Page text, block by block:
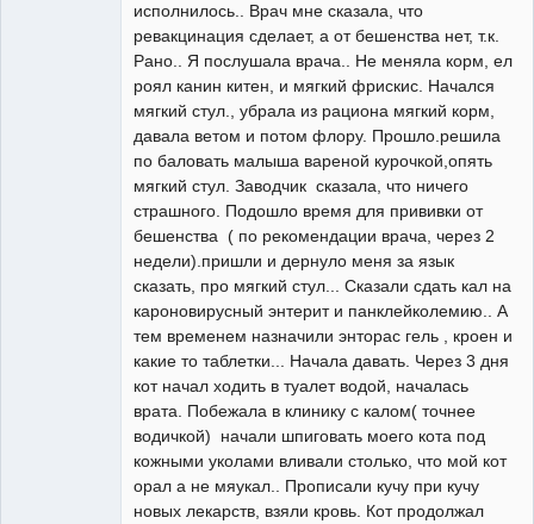
исполнилось.. Врач мне сказала, что
ревакцинация сделает, а от бешенства нет, т.к.
Рано.. Я послушала врача.. Не меняла корм, ел
роял канин китен, и мягкий фрискис. Начался
мягкий стул., убрала из рациона мягкий корм,
давала ветом и потом флору. Прошло.решила
по баловать малыша вареной курочкой,опять
мягкий стул. Заводчик сказала, что ничего
страшного. Подошло время для прививки от
бешенства ( по рекомендации врача, через 2
недели).пришли и дернуло меня за язык
сказать, про мягкий стул... Сказали сдать кал на
кароновирусный энтерит и панклейколемию.. А
тем временем назначили энторас гель , кроен и
какие то таблетки... Начала давать. Через 3 дня
кот начал ходить в туалет водой, началась
врата. Побежала в клинику с калом( точнее
водичкой) начали шпиговать моего кота под
кожными уколами вливали столько, что мой кот
орал а не мяукал.. Прописали кучу при кучу
новых лекарств, взяли кровь. Кот продолжал